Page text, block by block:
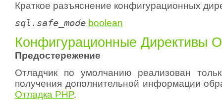
Краткое разъяснение конфигурационных
sql.safe_mode boolean
Конфигурационные Директивы
Предостережение
Отладчик по умолчанию реализован
получения дополнительной информации
Отладка PHP.